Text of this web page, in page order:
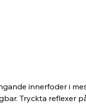
innerfoder i
Tryckta reflexer